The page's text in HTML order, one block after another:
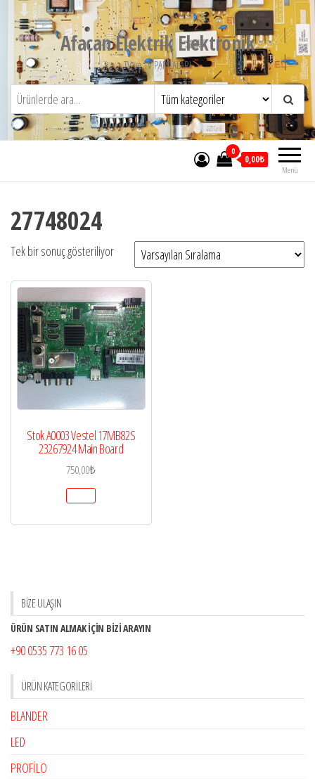
İçeriğe
Afacan Elektrik Elektronik
TV ve TV PARCALARI
Menü
0
0,00₺
27748024
Tek bir sonuç gösteriliyor
Stok A0003 Vestel 17MB82S
23267924 Main Board
750,00₺
BİZE ULAŞIN
ÜRÜN SATIN ALMAK İÇİN BİZİ ARAYIN
+90 0535 773 16 05
ÜRÜN KATEGORILERI
BLANDER
LED
PROFİLO